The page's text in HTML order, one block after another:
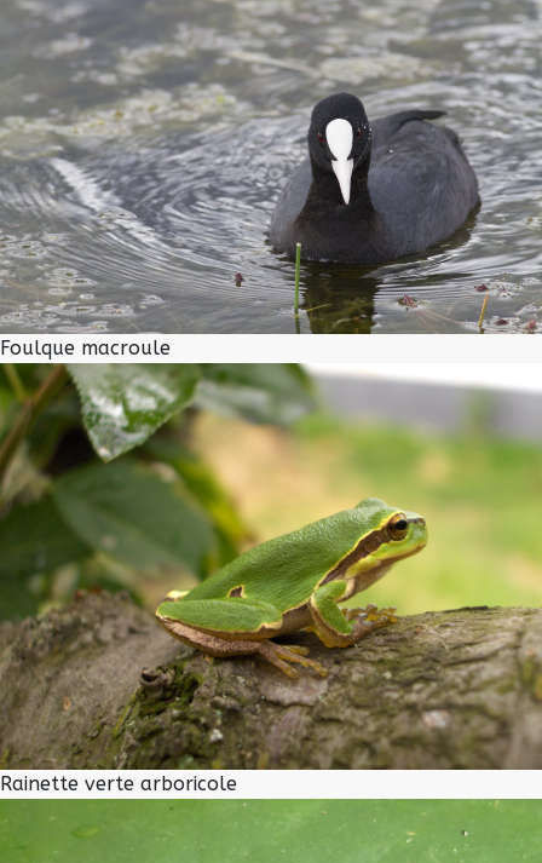
Foulque macroule
Rainette verte arboricole